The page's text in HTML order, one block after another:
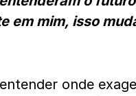
em mim, isso
onde